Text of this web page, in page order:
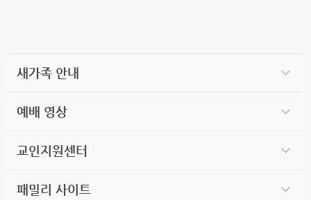
새가족 안내
예배 영상
교인지원센터
패밀리 사이트